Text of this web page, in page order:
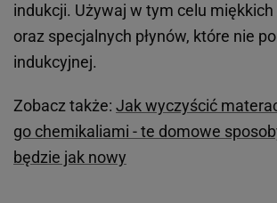
indukcji. Używaj w tym celu
oraz specjalnych płynów, które nie
indukcyjnej.
Zobacz także: Jak wyczyścić
go chemikaliami - te domowe
będzie jak nowy